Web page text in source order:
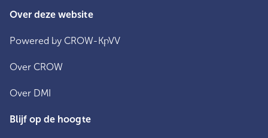
Over deze website
Powered by CROW-KpVV
Over CROW
Over DMI
Blijf op de hoogte